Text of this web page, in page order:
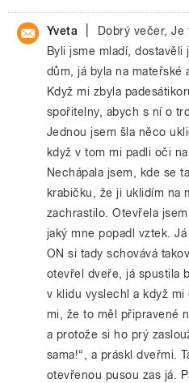
Yveta
Dobrý večer, Je
Byli jsme mladí,
dům, já byla na mateřské
Když mi zbyla
spořitelny, abych s ní o
Jednou jsem šla něco
když v tom mi padli oči
Nechápala jsem, kde se
krabičku, že ji uklidím na
zachrastilo. Otevřela
jaký mne popadl vztek.
ON si tady schovává
otevřel dveře, já spustila
v klidu vyslechl a když
mi, že to měl připravené
a protože si ho prý
sama!“, a práskl dveřmi.
otevřenou pusou zas já.